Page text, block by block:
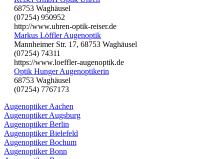
68753 Waghäusel
(07254) 950952
http://www.uhren-optik-reiser.de
Markus Löffler Augenoptik
Mannheimer Str. 17, 68753 Waghäusel
(07254) 74311
https://www.loeffler-augenoptik.de
Optik Hunger Augenoptikerin
68753 Waghäusel
(07254) 7767173
Augenoptiker Aachen
Augenoptiker Augsburg
Augenoptiker Berlin
Augenoptiker Bielefeld
Augenoptiker Bochum
Augenoptiker Bonn